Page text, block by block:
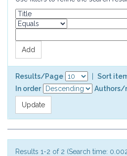
Results/Page
Sort
In order
Authors/
Results 1-2 of 2 (Search time: